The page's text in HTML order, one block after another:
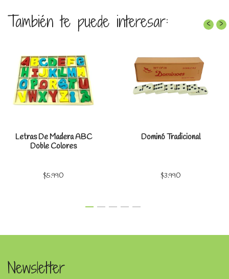
También te puede interesar:
Letras De Madera ABC
Doble Colores
$5.990
Dominó Tradicional
$3.990
‹ ›
Newsletter